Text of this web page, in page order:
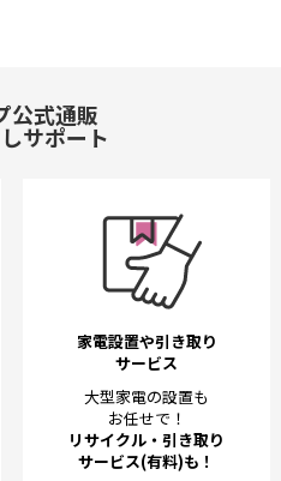
公式通販
サポート
家電設置や引き取り
サービス
大型家電の設置も
お任せで！
リサイクル・引き取り
サービス(有料)も！